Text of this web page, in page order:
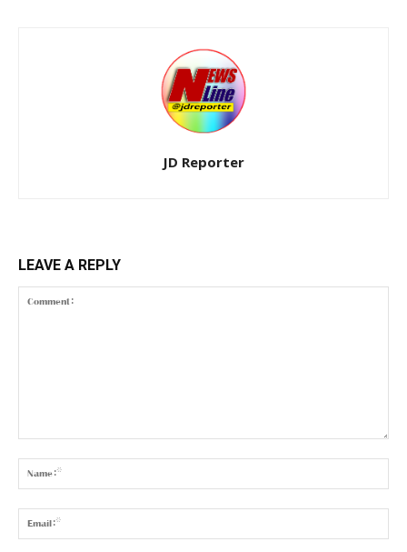
JD Reporter
LEAVE A REPLY